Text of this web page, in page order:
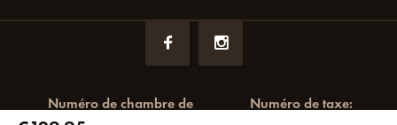
Numéro de chambre de
Numéro de taxe: